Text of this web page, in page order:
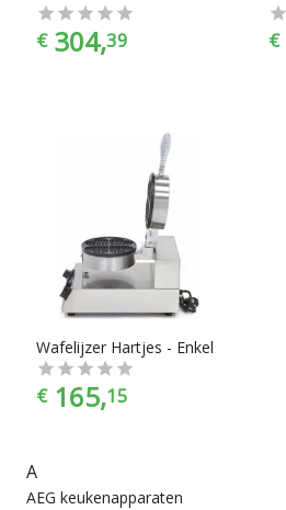
€ 304,39 €
Wafelijzer Hartjes - Enkel
€ 165,15
A
AEG keukenapparaten